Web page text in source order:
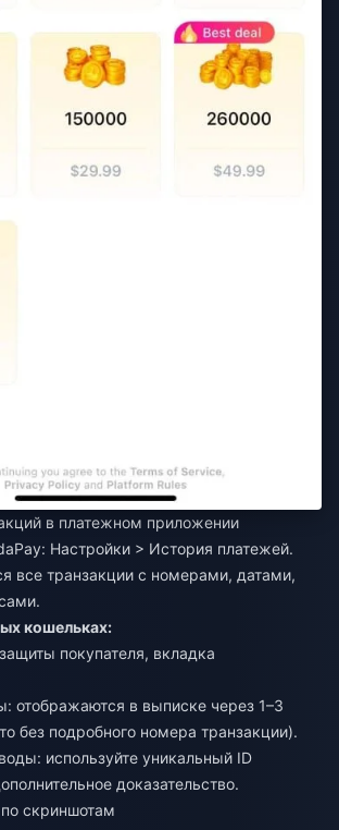
в платежном приложении
Настройки > История платежей.
все транзакции с номерами, датами,
кошельках:
покупателя, вкладка
отображаются в выписке через 1–3
без подробного номера транзакции).
используйте уникальный ID
доказательство.
скриншотам